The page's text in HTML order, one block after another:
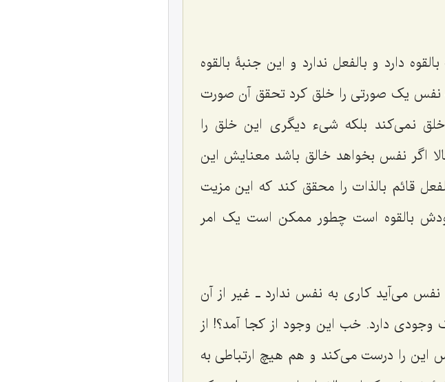
دارد و بالفعل ندارد و این جنبۀ بالقوه
نفس یک صورتى را خلق کرد تحقق آن صورت
نمى‌کند بلکه شىء دیگرى این خلق را
اگر نفس بخواهد خالق باشد معنایش این
قائم بالذات را محقق کند که این مزیت
بالقوه است چطور ممکن است یک امر
مى‌آید کارى به نفس ندارد ـ غیر از آن
دارد. خب این وجود از کجا آمد؟! از
این را درست مى‌کند و هم هیچ ارتباطى به